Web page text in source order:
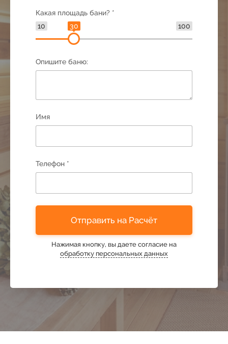
45
46
47
48
49
50
51
52
53
54
Какая площадь бани? *
10
100
30
Опишите баню:
Имя
Телефон *
Отправить на Расчёт
Нажимая кнопку, вы даете согласие на
обработку персональных данных